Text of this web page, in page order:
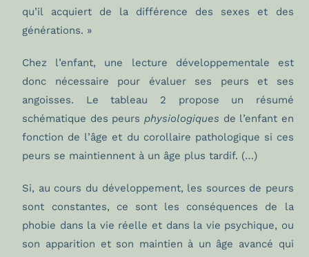
qu’il acquiert de la différence des sexes et des
générations. »
Chez l’enfant, une lecture développementale est
donc nécessaire pour évaluer ses peurs et ses
angoisses. Le tableau 2 propose un résumé
schématique des peurs physiologiques de l’enfant en
fonction de l’âge et du corollaire pathologique si ces
peurs se maintiennent à un âge plus tardif. (…)
Si, au cours du développement, les sources de peurs
sont constantes, ce sont les conséquences de la
phobie dans la vie réelle et dans la vie psychique, ou
son apparition et son maintien à un âge avancé qui